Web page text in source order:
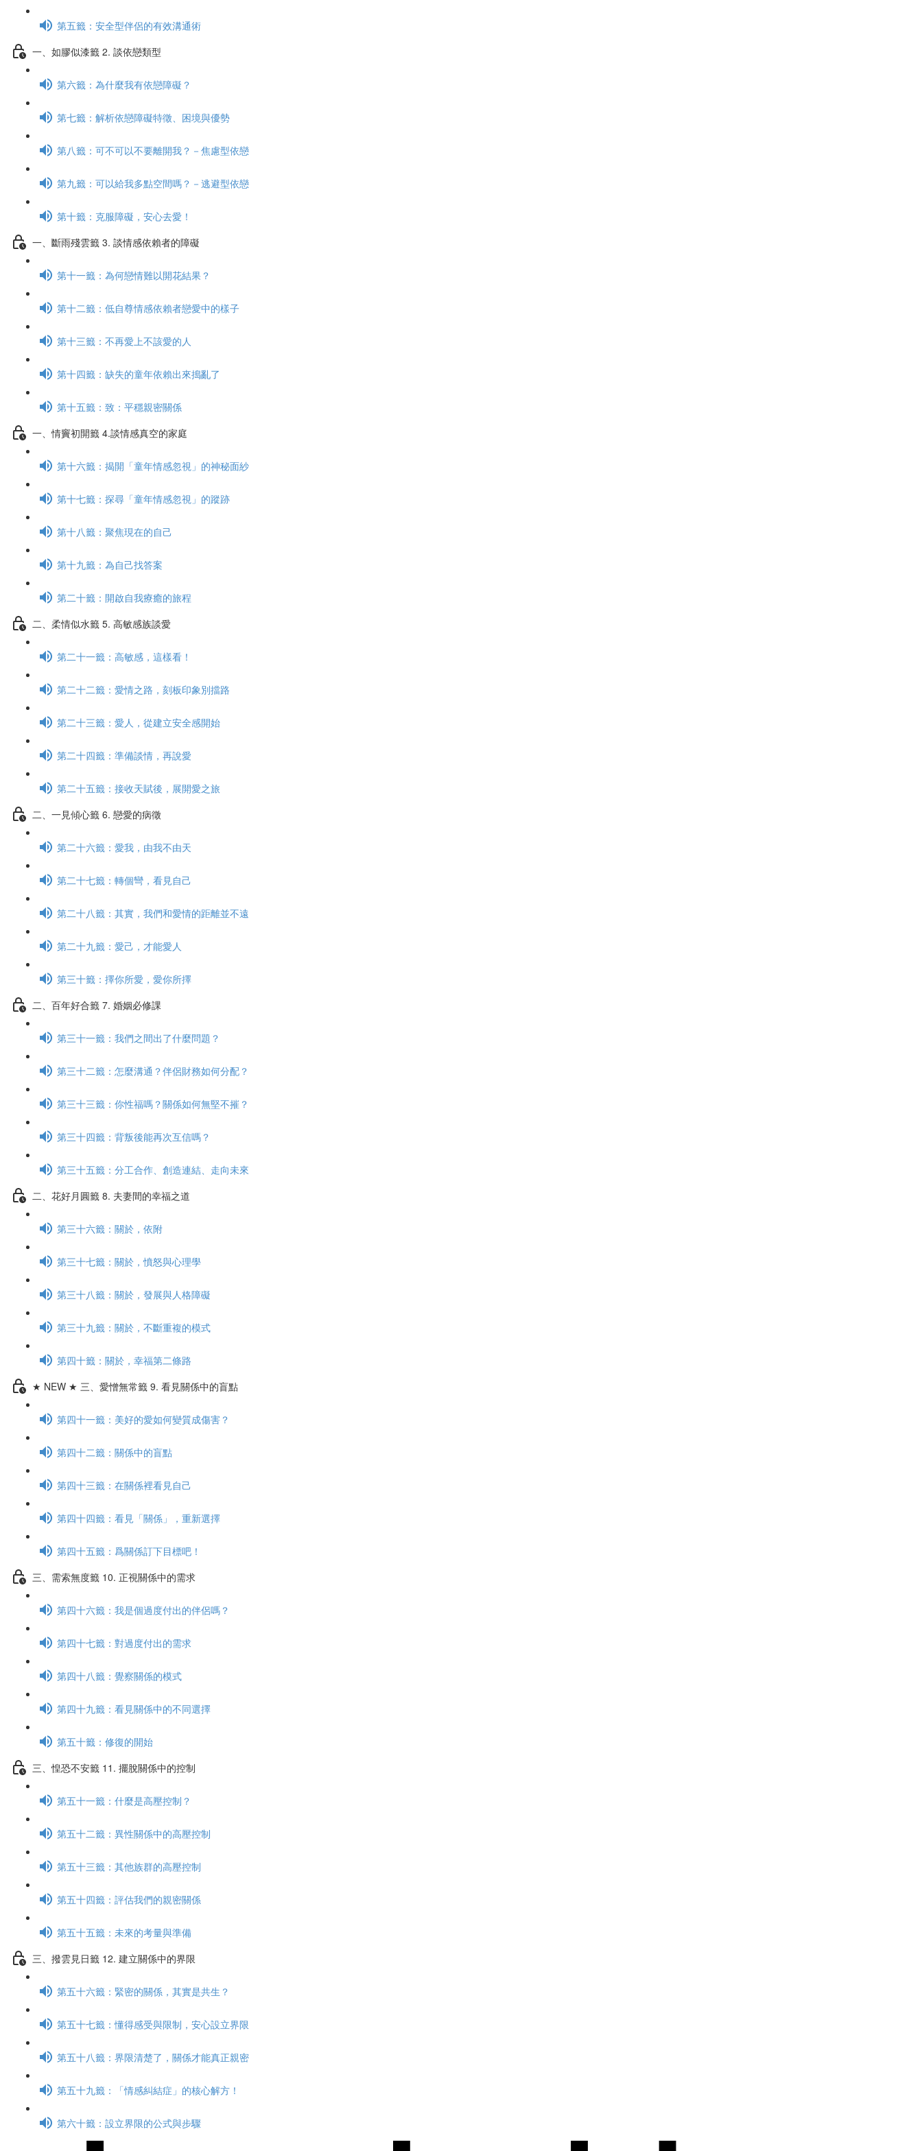
第五籤：安全型伴侶的有效溝通術
一、如膠似漆籤 2. 談依戀類型
第六籤：為什麼我有依戀障礙？
第七籤：解析依戀障礙特徵、困境與優勢
第八籤：可不可以不要離開我？－焦慮型依戀
第九籤：可以給我多點空間嗎？－逃避型依戀
第十籤：克服障礙，安心去愛！
一、斷雨殘雲籤 3. 談情感依賴者的障礙
第十一籤：為何戀情難以開花結果？
第十二籤：低自尊情感依賴者戀愛中的樣子
第十三籤：不再愛上不該愛的人
第十四籤：缺失的童年依賴出來搗亂了
第十五籤：致：平穩親密關係
一、情竇初開籤 4.談情感真空的家庭
第十六籤：揭開「童年情感忽視」的神秘面紗
第十七籤：探尋「童年情感忽視」的蹤跡
第十八籤：聚焦現在的自己
第十九籤：為自己找答案
第二十籤：開啟自我療癒的旅程
二、柔情似水籤 5. 高敏感族談愛
第二十一籤：高敏感，這樣看！
第二十二籤：愛情之路，刻板印象別擋路
第二十三籤：愛人，從建立安全感開始
第二十四籤：準備談情，再說愛
第二十五籤：接收天賦後，展開愛之旅
二、一見傾心籤 6. 戀愛的病徵
第二十六籤：愛我，由我不由天
第二十七籤：轉個彎，看見自己
第二十八籤：其實，我們和愛情的距離並不遠
第二十九籤：愛己，才能愛人
第三十籤：擇你所愛，愛你所擇
二、百年好合籤 7. 婚姻必修課
第三十一籤：我們之間出了什麼問題？
第三十二籤：怎麼溝通？伴侶財務如何分配？
第三十三籤：你性福嗎？關係如何無堅不摧？
第三十四籤：背叛後能再次互信嗎？
第三十五籤：分工合作、創造連結、走向未來
二、花好月圓籤 8. 夫妻間的幸福之道
第三十六籤：關於，依附
第三十七籤：關於，憤怒與心理學
第三十八籤：關於，發展與人格障礙
第三十九籤：關於，不斷重複的模式
第四十籤：關於，幸福第二條路
★ NEW ★ 三、愛憎無常籤 9. 看見關係中的盲點
第四十一籤：美好的愛如何變質成傷害？
第四十二籤：關係中的盲點
第四十三籤：在關係裡看見自己
第四十四籤：看見「關係」，重新選擇
第四十五籤：爲關係訂下目標吧！
三、需索無度籤 10. 正視關係中的需求
第四十六籤：我是個過度付出的伴侶嗎？
第四十七籤：對過度付出的需求
第四十八籤：覺察關係的模式
第四十九籤：看見關係中的不同選擇
第五十籤：修復的開始
三、惶恐不安籤 11. 擺脫關係中的控制
第五十一籤：什麼是高壓控制？
第五十二籤：異性關係中的高壓控制
第五十三籤：其他族群的高壓控制
第五十四籤：評估我們的親密關係
第五十五籤：未來的考量與準備
三、撥雲見日籤 12. 建立關係中的界限
第五十六籤：緊密的關係，其實是共生？
第五十七籤：懂得感受與限制，安心設立界限
第五十八籤：界限清楚了，關係才能真正親密
第五十九籤：「情感糾結症」的核心解方！
第六十籤：設立界限的公式與步驟